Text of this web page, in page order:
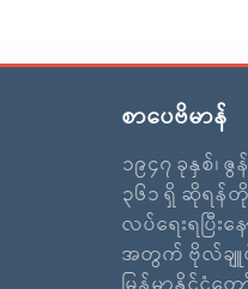
စာပေဗိမာန်
၁၉၄၇ ခုနှစ်၊
၃၆၁ ရှိ ဆိုရန်
လပ်ရေးရပြီး
အတွက် ဗိုလ်ချူပ်